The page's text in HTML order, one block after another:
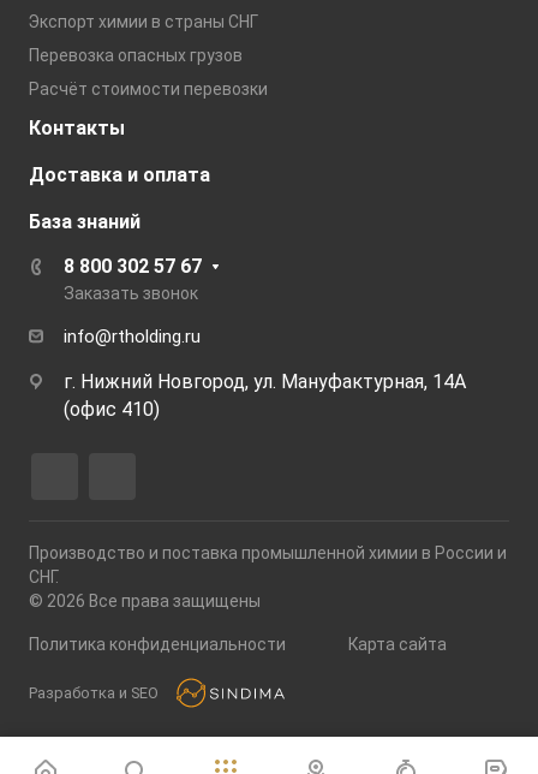
Экспорт химии в страны СНГ
Перевозка опасных грузов
Расчёт стоимости перевозки
Контакты
Доставка и оплата
База знаний
8 800 302 57 67
Заказать звонок
info@rtholding.ru
г. Нижний Новгород, ул. Мануфактурная, 14А
(офис 410)
Производство и поставка промышленной химии в России и
СНГ.
© 2026 Все права защищены
Политика конфиденциальности Карта сайта
Разработка и SEO